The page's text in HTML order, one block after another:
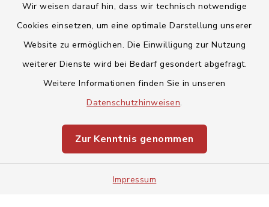
Wir weisen darauf hin, dass wir technisch notwendige
Cookies einsetzen, um eine optimale Darstellung unserer
Website zu ermöglichen. Die Einwilligung zur Nutzung
weiterer Dienste wird bei Bedarf gesondert abgefragt.
Weitere Informationen finden Sie in unseren
Datenschutzhinweisen.
Zur Kenntnis genommen
Impressum
Barrierefreiheit
Impressum
Sitemap